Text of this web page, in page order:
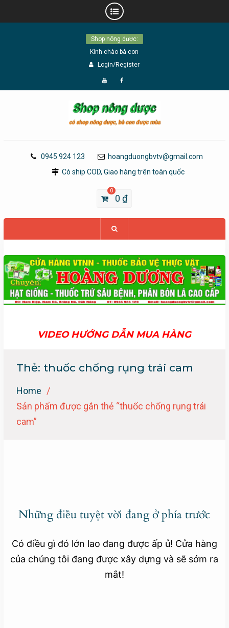
Shop nông dược:
Kính chào bà con
Login/Register
Đăng
YouTube
Page
0945 924 123
hoangduongbvtv@gmail.com
Có ship COD, Giao hàng trên toàn quốc
0
0₫
VIDEO HƯỚNG DẪN MUA HÀNG
Thẻ: thuốc chống rụng trái cam
Home
Sản phẩm được gắn thẻ “thuốc chống rụng trái
cam”
Những điều tuyệt vời đang ở phía trước
Có điều gì đó lớn lao đang được ấp ủ! Cửa hàng
của chúng tôi đang được xây dựng và sẽ sớm ra
mắt!